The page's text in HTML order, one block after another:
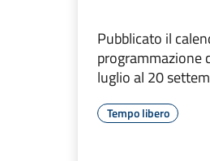
Pubblicato il
programmazione
luglio al 20
Tempo libero